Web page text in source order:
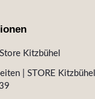
Kitzbühel
| STORE